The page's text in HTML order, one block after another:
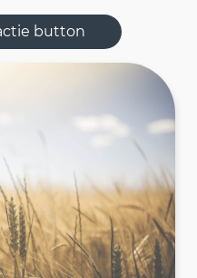
button